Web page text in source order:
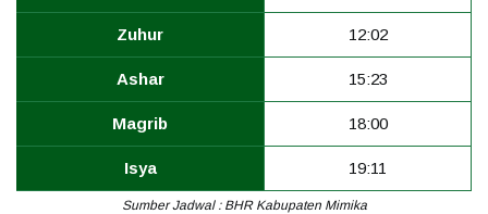
Zuhur 12:02
Ashar 15:23
Magrib 18:00
Isya 19:11
Sumber Jadwal : BHR Kabupaten Mimika